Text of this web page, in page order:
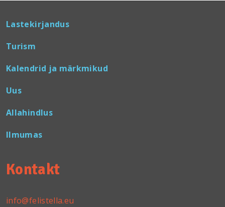
Lastekirjandus
Turism
Kalendrid ja märkmikud
Uus
Allahindlus
Ilmumas
Kontakt
info@felistella.eu